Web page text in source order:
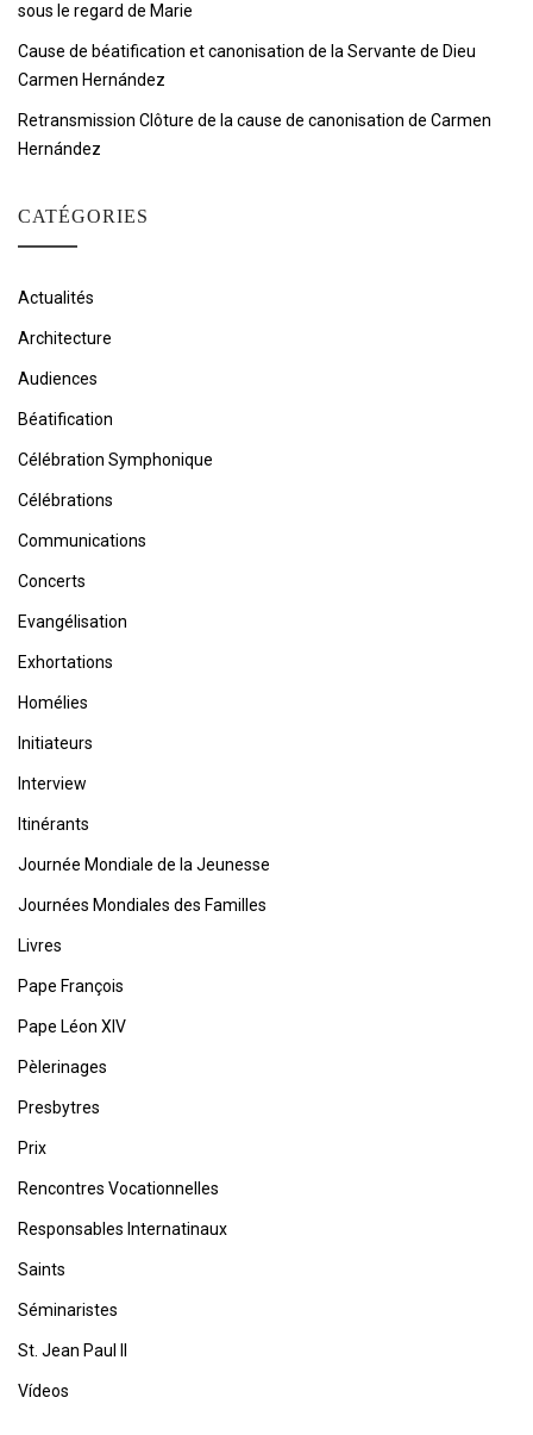
sous le regard de Marie
Cause de béatification et canonisation de la Servante de Dieu
Carmen Hernández
Retransmission Clôture de la cause de canonisation de Carmen
Hernández
CATÉGORIES
Actualités
Architecture
Audiences
Béatification
Célébration Symphonique
Célébrations
Communications
Concerts
Evangélisation
Exhortations
Homélies
Initiateurs
Interview
Itinérants
Journée Mondiale de la Jeunesse
Journées Mondiales des Familles
Livres
Pape François
Pape Léon XIV
Pèlerinages
Presbytres
Prix
Rencontres Vocationnelles
Responsables Internatinaux
Saints
Séminaristes
St. Jean Paul II
Vídeos